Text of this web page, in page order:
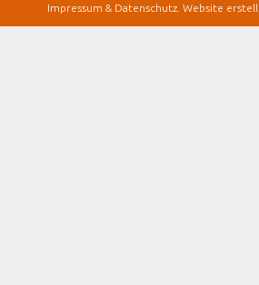
Impressum & Datenschutz. Website